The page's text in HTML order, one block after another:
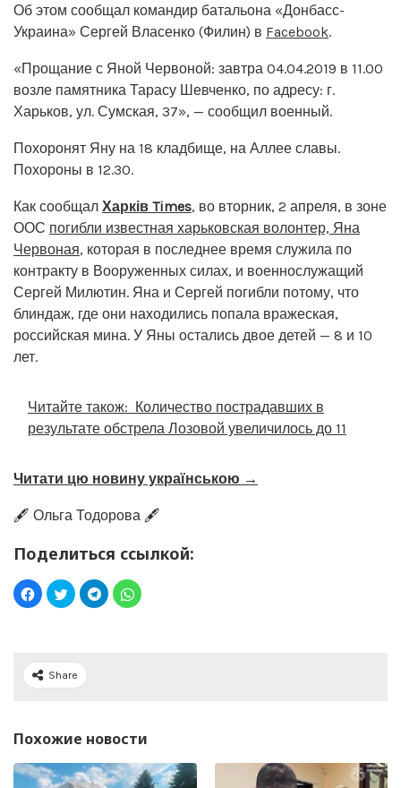
Об этом сообщал командир батальона «Донбасс-
Украина» Сергей Власенко (Филин) в Facebook.
«Прощание с Яной Червоной: завтра 04.04.2019 в 11.00
возле памятника Тарасу Шевченко, по адресу: г.
Харьков, ул. Сумская, 37», — сообщил военный.
Похоронят Яну на 18 кладбище, на Аллее славы.
Похороны в 12.30.
Как сообщал Харків Times, во вторник, 2 апреля, в зоне
ООС погибли известная харьковская волонтер, Яна
Червоная, которая в последнее время служила по
контракту в Вооруженных силах, и военнослужащий
Сергей Милютин. Яна и Сергей погибли потому, что
блиндаж, где они находились попала вражеская,
российская мина. У Яны остались двое детей — 8 и 10
лет.
Читайте також: Количество пострадавших в
результате обстрела Лозовой увеличилось до 11
Читати цю новину українською →
🖋️ Ольга Тодорова 🖋️
Поделиться ссылкой:
Share
Похожие новости